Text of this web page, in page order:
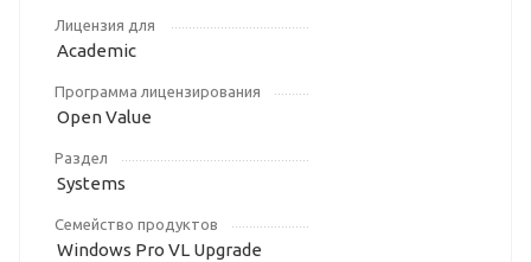
Лицензия для
Academic
Программа лицензирования
Open Value
Раздел
Systems
Семейство продуктов
Windows Pro VL Upgrade